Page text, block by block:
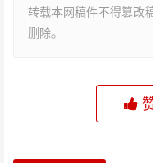
转载本网稿件不得篡改
删除。